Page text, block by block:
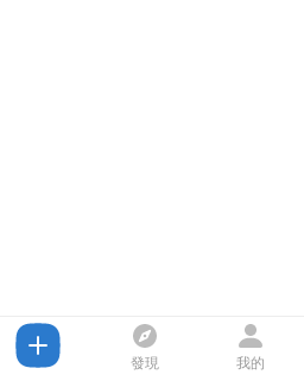
發現 我的